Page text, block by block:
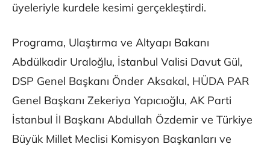
üyeleriyle kurdele kesimi gerçekleştirdi.
Programa, Ulaştırma ve Altyapı Bakanı
Abdülkadir Uraloğlu, İstanbul Valisi Davut Gül,
DSP Genel Başkanı Önder Aksakal, HÜDA PAR
Genel Başkanı Zekeriya Yapıcıoğlu, AK Parti
İstanbul İl Başkanı Abdullah Özdemir ve Türkiye
Büyük Millet Meclisi Komisyon Başkanları ve